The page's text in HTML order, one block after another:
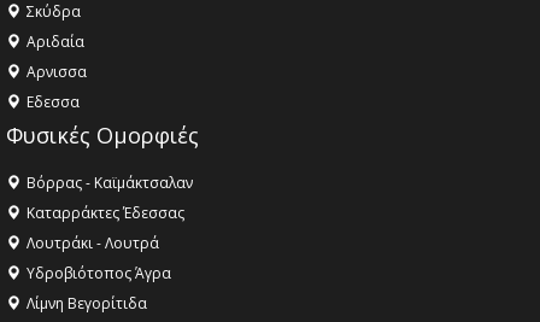
Σκύδρα
Αριδαία
Aρνισσα
Eδεσσα
Φυσικές Ομορφιές
Βόρρας - Καϊμάκτσαλαν
Καταρράκτες Έδεσσας
Λουτράκι - Λουτρά
Υδροβιότοπος Άγρα
Λίμνη Βεγορίτιδα